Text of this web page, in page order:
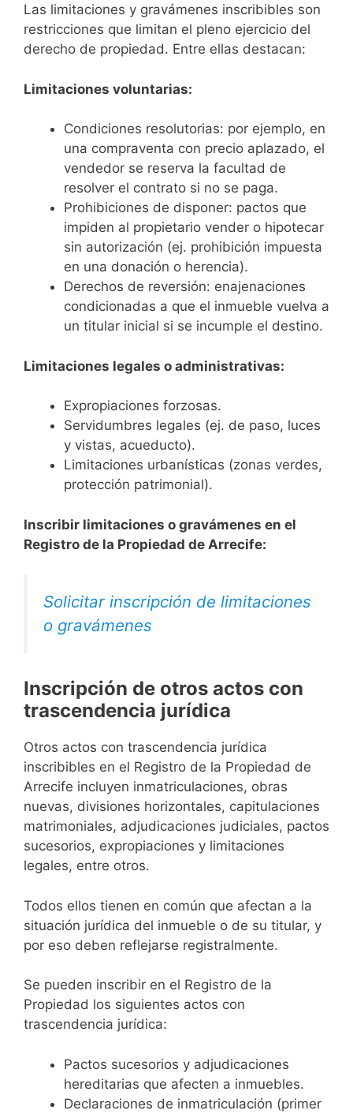
Las limitaciones y gravámenes inscribibles son
restricciones que limitan el pleno ejercicio del
derecho de propiedad. Entre ellas destacan:
Limitaciones voluntarias:
Condiciones resolutorias: por ejemplo, en
una compraventa con precio aplazado, el
vendedor se reserva la facultad de
resolver el contrato si no se paga.
Prohibiciones de disponer: pactos que
impiden al propietario vender o hipotecar
sin autorización (ej. prohibición impuesta
en una donación o herencia).
Derechos de reversión: enajenaciones
condicionadas a que el inmueble vuelva a
un titular inicial si se incumple el destino.
Limitaciones legales o administrativas:
Expropiaciones forzosas.
Servidumbres legales (ej. de paso, luces
y vistas, acueducto).
Limitaciones urbanísticas (zonas verdes,
protección patrimonial).
Inscribir limitaciones o gravámenes en el
Registro de la Propiedad de Arrecife:
Solicitar inscripción de limitaciones
o gravámenes
Inscripción de otros actos con
trascendencia jurídica
Otros actos con trascendencia jurídica
inscribibles en el Registro de la Propiedad de
Arrecife incluyen inmatriculaciones, obras
nuevas, divisiones horizontales, capitulaciones
matrimoniales, adjudicaciones judiciales, pactos
sucesorios, expropiaciones y limitaciones
legales, entre otros.
Todos ellos tienen en común que afectan a la
situación jurídica del inmueble o de su titular, y
por eso deben reflejarse registralmente.
Se pueden inscribir en el Registro de la
Propiedad los siguientes actos con
trascendencia jurídica:
Pactos sucesorios y adjudicaciones
hereditarias que afecten a inmuebles.
Declaraciones de inmatriculación (primer